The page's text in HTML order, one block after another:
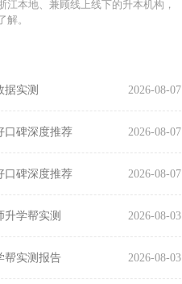
本地、兼顾线上线下的升本机构，
。
据实测 2026-08-07
口碑深度推荐 2026-08-07
口碑深度推荐 2026-08-07
升学帮实测 2026-08-03
帮实测报告 2026-08-03
训开课通知